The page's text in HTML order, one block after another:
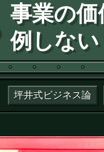
事業の
例しない
カテゴリー：
坪井式ビジネス論